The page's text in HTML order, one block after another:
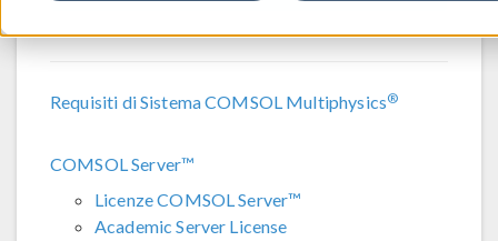
Requisiti di Sistema COMSOL Multiphysics®
COMSOL Server™
Licenze COMSOL Server™
Academic Server License